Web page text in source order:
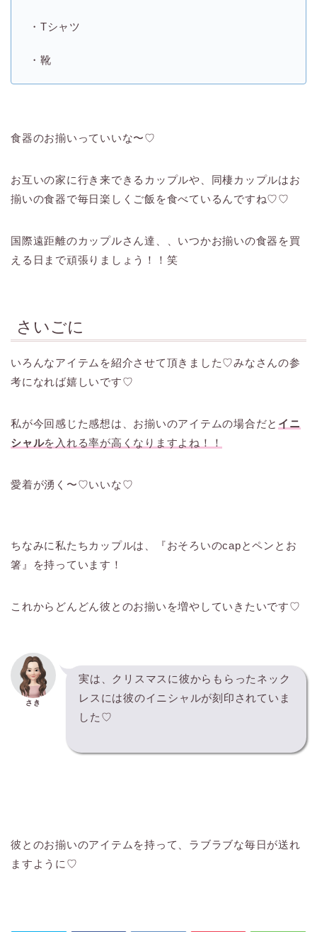
・Tシャツ
・靴
食器のお揃いっていいな〜♡
お互いの家に行き来できるカップルや、同棲カップルはお
揃いの食器で毎日楽しくご飯を食べているんですね♡♡
国際遠距離のカップルさん達、、いつかお揃いの食器を買
える日まで頑張りましょう！！笑
さいごに
いろんなアイテムを紹介させて頂きました♡みなさんの参
考になれば嬉しいです♡
私が今回感じた感想は、お揃いのアイテムの場合だと イニ
シャルを入れる率が高くなりますよね！！
愛着が湧く〜♡いいな♡
ちなみに私たちカップルは、『おそろいのcapとペンとお
箸』を持っています！
これからどんどん彼とのお揃いを増やしていきたいです♡
さき
実は、クリスマスに彼からもらったネック
レスには彼のイニシャルが刻印されていま
した♡
彼とのお揃いのアイテムを持って、ラブラブな毎日が送れ
ますように♡